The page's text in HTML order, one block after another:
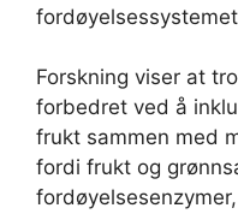
Forskning viser at
forbedret ved å
frukt sammen med
fordi frukt og